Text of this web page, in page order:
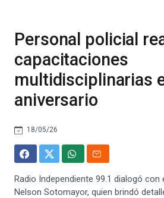
Personal policial
capacitaciones
multidisciplinarias
aniversario
18/05/26
Radio Independiente 99.1 dialogó con
Nelson Sotomayor, quien brindó